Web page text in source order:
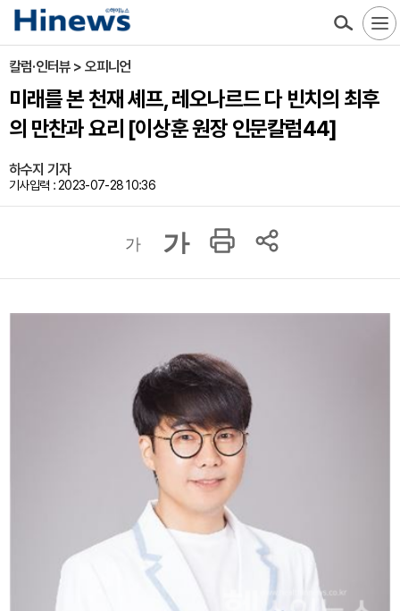
칼럼·인터뷰 > 오피니언
미래를 본 천재 셰프, 레오나르드 다 빈치의 최후
의 만찬과 요리 [이상훈 원장 인문칼럼44]
하수지 기자
기사입력 : 2023-07-28 10:36
가 가